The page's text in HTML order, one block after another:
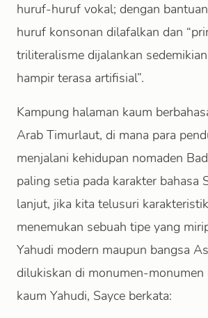
huruf-huruf vokal; dengan
huruf konsonan dilafalkan dan
triliteralisme dijalankan
hampir terasa artifisial”.
Kampung halaman kaum
Arab Timurlaut, di mana para
menjalani kehidupan nomaden
paling setia pada karakter bahasa
lanjut, jika kita telusuri
menemukan sebuah tipe yang
Yahudi modern maupun bangsa
dilukiskan di monumen-monumen
kaum Yahudi, Sayce berkata: